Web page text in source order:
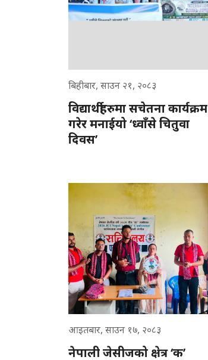
बिहीबार, साउन २१, २०८३
विद्यार्थीहरुमा सचेतना कार्यक्रम
गरेर मनाईयो ‘ध्वाँसे चितुवा
दिवस’
आइतबार, साउन १७, २०८३
नेपाली जेसीजको क्षेत्र ‘क’